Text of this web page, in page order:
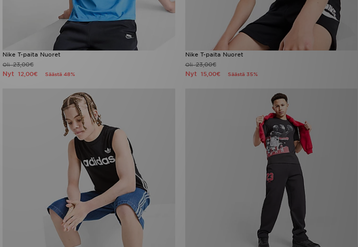
Nike T-paita Nuoret
Oli23,00€
Nyt12,00€ Säästä 48%
Nike T-paita Nuoret
Oli23,00€
Nyt 15,00€ Säästä 35%